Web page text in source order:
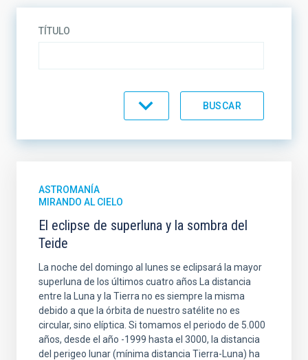
TÍTULO
ASTROMANÍA
MIRANDO AL CIELO
El eclipse de superluna y la sombra del
Teide
La noche del domingo al lunes se eclipsará la mayor
superluna de los últimos cuatro años La distancia
entre la Luna y la Tierra no es siempre la misma
debido a que la órbita de nuestro satélite no es
circular, sino elíptica. Si tomamos el periodo de 5.000
años, desde el año -1999 hasta el 3000, la distancia
del perigeo lunar (mínima distancia Tierra-Luna) ha